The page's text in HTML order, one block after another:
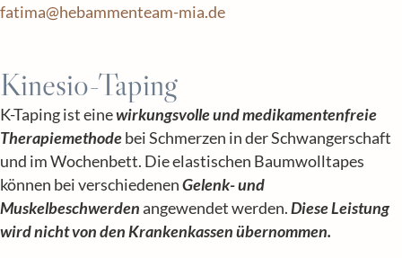
fatima@hebammenteam-mia.de
Kinesio-Taping
K-Taping ist einewirkungsvolle und medikamentenfreie
Therapiemethodebei Schmerzen in der Schwangerschaft
und im Wochenbett. Die elastischen Baumwolltapes
können bei verschiedenenGelenk- und
Muskelbeschwerdenangewendet werden.Diese Leistung
wird nicht von den Krankenkassen übernommen.